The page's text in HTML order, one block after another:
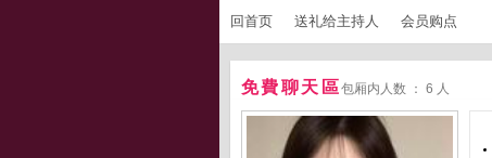
回首页 送礼给主持人 会员购点
免費聊天區包厢内人数 ： 6 人